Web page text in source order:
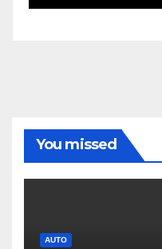
You missed
AUTO